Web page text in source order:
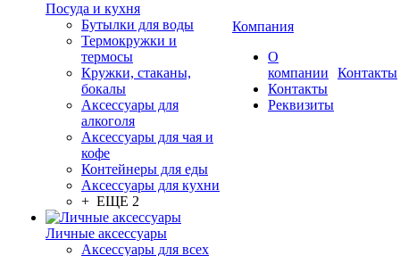
Посуда и кухня
Бутылки для воды
Термокружки и
термосы
Кружки, стаканы,
бокалы
Аксессуары для
алкоголя
Аксессуары для чая и
кофе
Контейнеры для еды
Аксессуары для кухни
+ ЕЩЕ 2
Личные аксессуары
Аксессуары для всех
Компания
О
компании
Контакты
Реквизиты
Контакты